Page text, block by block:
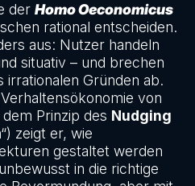
der Homo Oeconomicus
rational entscheiden.
aus: Nutzer handeln
situativ – und brechen
irrationalen Gründen ab.
von
Prinzip des Nudging
zeigt er, wie
gestaltet werden
in die richtige